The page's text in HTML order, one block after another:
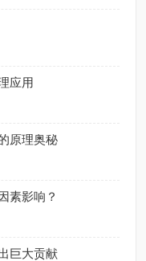
应用
原理奥秘
素影响？
巨大贡献